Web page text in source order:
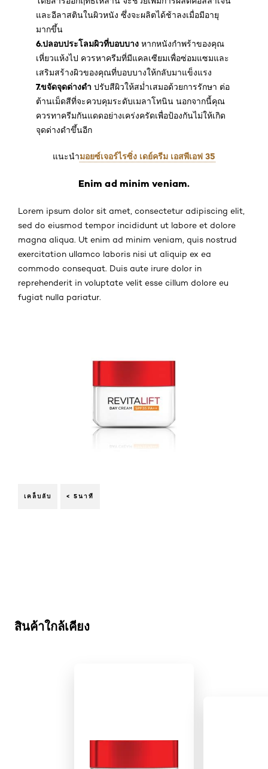
และอีลาสตินในผิวหนัง ซึ่งจะผลิตได้ช้าลงเมื่อมีอายุ
มากขึ้น
6.ปลอบประโลมผิวที่บอบบาง หากหนังกำพร้าของคุณ
เหี่ยวแห้งไป ควรหาครีมที่มีแคลเซียมเพื่อซ่อมแซมและ
เสริมสร้างผิวของคุณที่บอบบางให้กลับมาแข็งแรง
7.ขจัดจุดด่างดำ ปรับสีผิวให้สม่ำเสมอด้วยการรักษา ต่อ
ต้านเม็ดสีที่จะควบคุมระดับเมลาโทนิน นอกจากนี้คุณ
ควรทาครีมกันแดดอย่างเคร่งครัดเพื่อป้องกันไม่ให้เกิด
จุดด่างดำขึ้นอีก
แนะนำมอยซ์เจอร์ไรซิ่ง เดย์ครีม เอสพีเอฟ 35
Enim ad minim veniam.
Lorem ipsum dolor sit amet, consectetur adipiscing elit,
sed do eiusmod tempor incididunt ut labore et dolore
magna aliqua. Ut enim ad minim veniam, quis nostrud
exercitation ullamco laboris nisi ut aliquip ex ea
commodo consequat. Duis aute irure dolor in
reprehenderit in voluptate velit esse cillum dolore eu
fugiat nulla pariatur.
เคล็บลับ < 5นาที
สินค้าใกล้เคียง